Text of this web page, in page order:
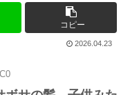
コピー
2026.04.23